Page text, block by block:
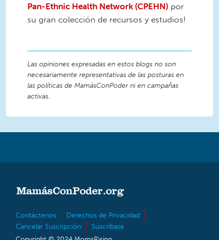
Pan-Ethnic Health Network (CPEHN) por
su gran colección de recursos y estudios!
Las opiniones expresadas en estos blogs no son
necesariamente representativas de las posturas en
las políticas de MamásConPoder ni en campañas
activas.
Contáctenos
Derechos de Privacidad
Cancelar Suscripción
Suscríbase